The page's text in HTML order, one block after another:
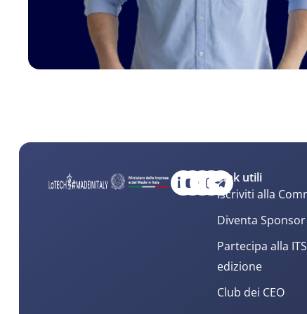
perchènon ti abboni solo a un software e
risultati
Business in cloud si può acquisire a partire
Per la Rubrica “4 domande a Razzo”
: Continuare a
Carattestica che dovrebbe avere un CEO
Frase Ispirazionale che ti accompagna: Il
Link utili
Iscriviti alla
Diventa Sponsor
Partecipa alla
edizione
Club dei CEO